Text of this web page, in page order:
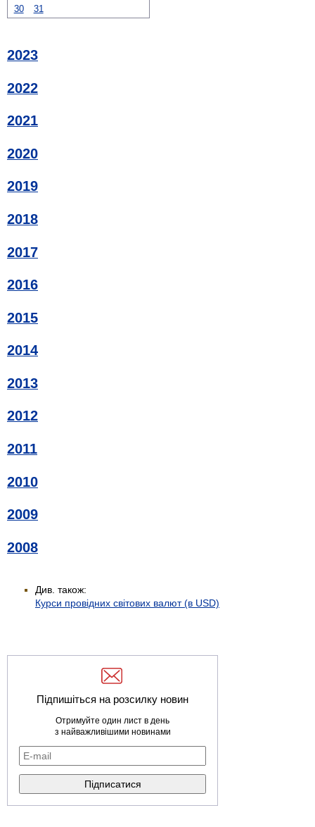
30 31
2023
2022
2021
2020
2019
2018
2017
2016
2015
2014
2013
2012
2011
2010
2009
2008
Див. також:
Курси провідних світових валют (в USD)
Підпишіться на розсилку новин
Отримуйте один лист в день
з найважливішими новинами